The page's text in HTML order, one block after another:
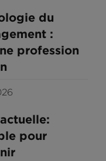
du
:
profession
pour